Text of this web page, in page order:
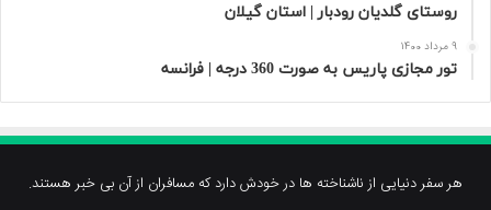
روستای گلدیان رودبار | استان گیلان
9 مرداد 1400
تور مجازی پاریس به صورت 360 درجه | فرانسه
هر سفر دنیایی از ناشناخته ها در خودش دارد که مسافران از آن بی خبر هستند.